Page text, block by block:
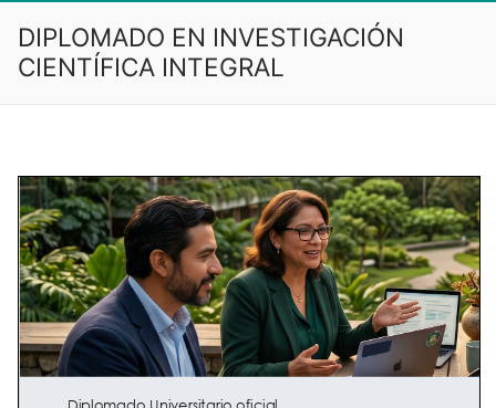
Buscar:
DIPLOMADO EN INVESTIGACIÓN
CIENTÍFICA INTEGRAL